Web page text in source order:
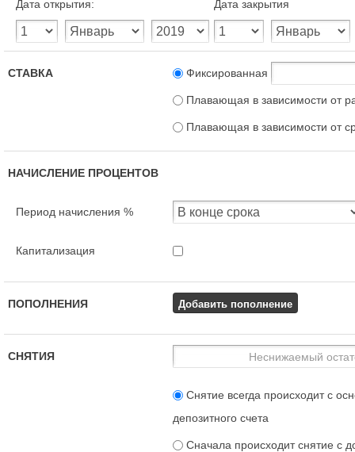
Дата открытия: Дата закрытия
СТАВКА Фиксированная
Плавающая в зависимости от
Плавающая в зависимости от
НАЧИСЛЕНИЕ ПРОЦЕНТОВ
Период начисления %
Капитализация
ПОПОЛНЕНИЯ Добавить пополнение
СНЯТИЯ
Снятие всегда происходит с
депозитного счета
Сначала происходит снятие с